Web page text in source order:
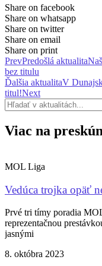
Share on facebook
Share on whatsapp
Share on twitter
Share on email
Share on print
PrevPredošlá aktualita
bez titulu
Ďalšia aktualitaV
titul!Next
Viac na
MOL Liga
Vedúca trojka opäť
Prvé tri tímy poradia
reprezentačnou
jasnými
8. októbra 2023